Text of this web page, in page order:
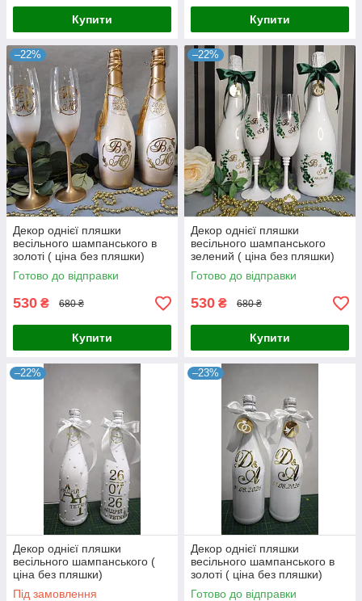
Купити Купити
–22%
Декор однієї пляшки
весільного шампанського в
золоті ( ціна без пляшки)
Готово до відправки
530 ₴ 680 ₴
Купити
–22%
Декор однієї пляшки
весільного шампанського
зелений ( ціна без пляшки)
передплата
Готово до відправки
530 ₴ 680 ₴
Купити
–22%
Декор однієї пляшки
весільного шампанського (
ціна без пляшки)
передоплата
Під замовлення
–23%
Декор однієї пляшки
весільного шампанського в
золоті ( ціна без пляшки)
передоплата
Готово до відправки